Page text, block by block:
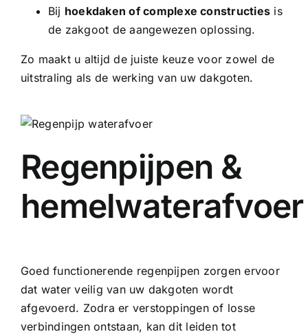
Bij hoekdaken of complexe constructies is
de zakgoot de aangewezen oplossing.
Zo maakt u altijd de juiste keuze voor zowel de
uitstraling als de werking van uw dakgoten.
Regenpijpen &
hemelwaterafvoer
Goed functionerende regenpijpen zorgen ervoor
dat water veilig van uw dakgoten wordt
afgevoerd. Zodra er verstoppingen of losse
verbindingen ontstaan, kan dit leiden tot